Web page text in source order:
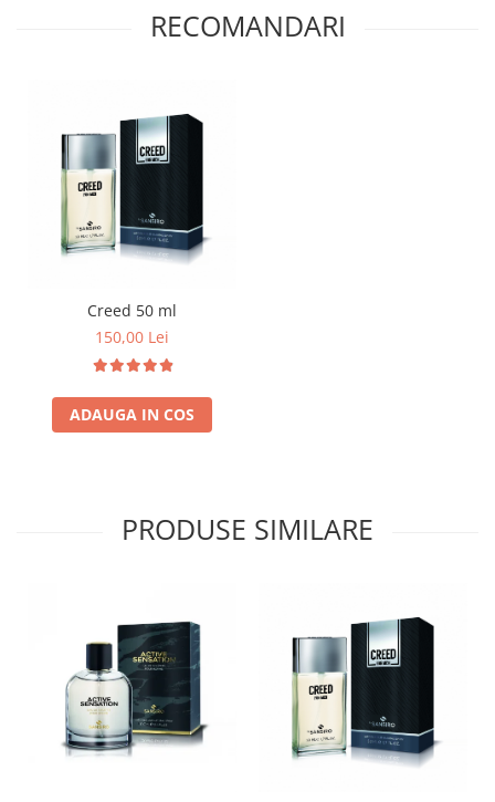
RECOMANDARI
Creed 50 ml
150,00 Lei
ADAUGA IN COS
PRODUSE SIMILARE